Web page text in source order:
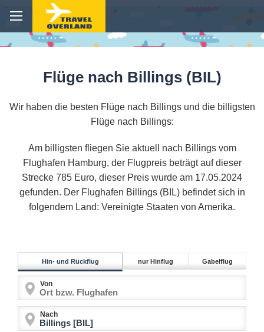
Flüge nach Billings (BIL)
Wir haben die besten Flüge nach Billings und die billigsten
Flüge nach Billings:
Am billigsten fliegen Sie aktuell nach Billings vom
Flughafen Hamburg, der Flugpreis beträgt auf dieser
Strecke 785 Euro, dieser Preis wurde am 17.05.2024
gefunden. Der Flughafen Billings (BIL) befindet sich in
folgendem Land: Vereinigte Staaten von Amerika.
Hin- und Rückflug nur Hinflug Gabelflug
Von
Nach